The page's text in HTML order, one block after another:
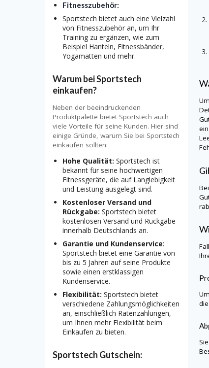
Fitnesszubehör:
Sportstech bietet auch eine Vielzahl
von Fitnesszubehör an, um Ihr
Training zu ergänzen, wie zum
Beispiel Hanteln, Fitnessbänder,
Yogamatten und mehr.
Warum bei Sportstech
einkaufen?
Neben der beeindruckenden
Produktpalette bietet Sportstech auch
viele Vorteile für seine Kunden. Hier sind
einige Gründe, warum Sie bei Sportstech
einkaufen sollten:
Hohe Qualität: Sportstech ist
bekannt für seine hochwertigen
Fitnessgeräte, die auf Langlebigkeit
und Leistung ausgelegt sind.
Kostenloser Versand und
Rückgabe: Sportstech bietet
kostenlosen Versand und Rückgabe
innerhalb Deutschlands an.
Garantie und Kundenservice:
Sportstech bietet eine Garantie von
bis zu 5 Jahren auf seine Produkte
sowie einen erstklassigen
Kundenservice.
Flexibilität: Sportstech bietet
verschiedene Zahlungsmöglichkeiten
an, einschließlich Ratenzahlungen,
um Ihnen mehr Flexibilität beim
Einkaufen zu bieten.
Sportstech Gutschein: